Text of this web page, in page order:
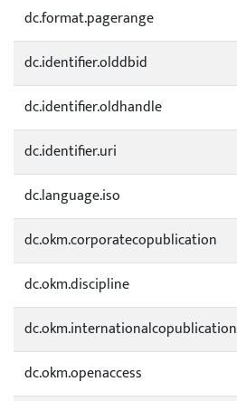
dc.format.pagerange
dc.identifier.olddbid
dc.identifier.oldhandle
dc.identifier.uri
dc.language.iso
dc.okm.corporatecopublication
dc.okm.discipline
dc.okm.internationalcopublication
dc.okm.openaccess